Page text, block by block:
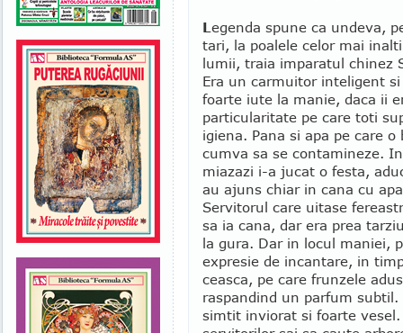
L egenda spune ca undeva,
tari, la poalele celor mai
lumii, traia imparatul chinez
Era un carmuitor inteligent
foarte iute la manie, daca ii
particularitate pe care toti
igiena. Pana si apa pe care
cumva sa se contamineze.
miazazi i-a jucat o festa,
au ajuns chiar in cana cu
Servitorul care uitase
sa ia cana, dar era prea
la gura. Dar in locul maniei,
expresie de incantare, in
ceasca, pe care frunzele
raspandind un parfum
simtit inviorat si foarte